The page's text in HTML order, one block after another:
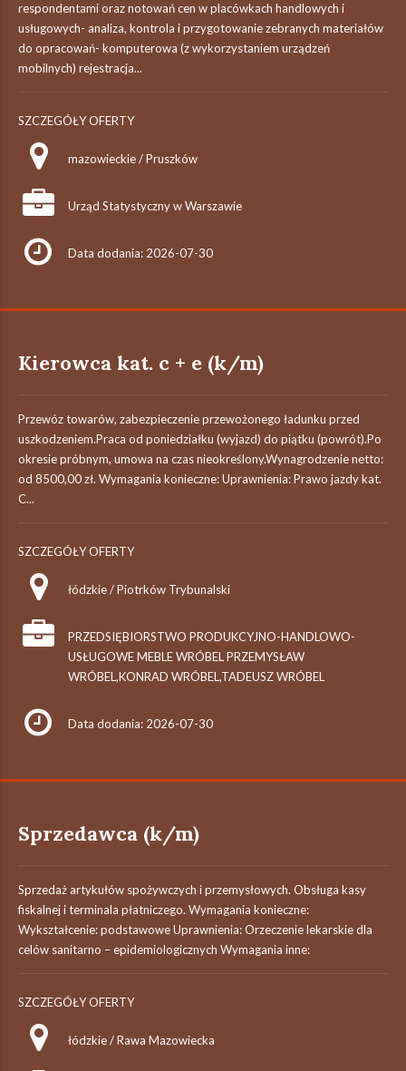
respondentami oraz notowań cen w placówkach handlowych i
usługowych- analiza, kontrola i przygotowanie zebranych materiałów
do opracowań- komputerowa (z wykorzystaniem urządzeń
mobilnych) rejestracja...
SZCZEGÓŁY OFERTY
mazowieckie / Pruszków
Urząd Statystyczny w Warszawie
Data dodania: 2026-07-30
Kierowca kat. c + e (k/m)
Przewóz towarów, zabezpieczenie przewożonego ładunku przed
uszkodzeniem.Praca od poniedziałku (wyjazd) do piątku (powrót).Po
okresie próbnym, umowa na czas nieokreślony.Wynagrodzenie netto:
od 8500,00 zł. Wymagania konieczne: Uprawnienia: Prawo jazdy kat.
C...
SZCZEGÓŁY OFERTY
łódzkie / Piotrków Trybunalski
PRZEDSIĘBIORSTWO PRODUKCYJNO-HANDLOWO-
USŁUGOWE MEBLE WRÓBEL PRZEMYSŁAW
WRÓBEL,KONRAD WRÓBEL,TADEUSZ WRÓBEL
Data dodania: 2026-07-30
Sprzedawca (k/m)
Sprzedaż artykułów spożywczych i przemysłowych. Obsługa kasy
fiskalnej i terminala płatniczego. Wymagania konieczne:
Wykształcenie: podstawowe Uprawnienia: Orzeczenie lekarskie dla
celów sanitarno – epidemiologicznych Wymagania inne:
SZCZEGÓŁY OFERTY
łódzkie / Rawa Mazowiecka